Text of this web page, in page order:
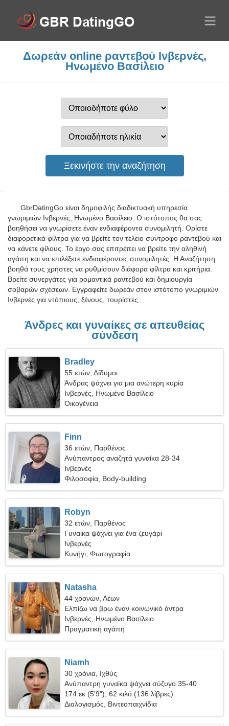
Δωρεάν online ραντεβού Ινβερνές,
Ηνωμένο Βασίλειο
GbrDatingGo είναι δημοφιλής διαδικτυακή υπηρεσία
γνωριμιών Ινβερνές, Ηνωμένο Βασίλειο. Ο ιστότοπος θα σας
βοηθήσει να γνωρίσετε έναν ενδιαφέροντα συνομιλητή. Ορίστε
διαφορετικά φίλτρα για να βρείτε τον τέλειο σύντροφο ραντεβού και
να κάνετε φίλους. Το έργο σας επιτρέπει να βρείτε την αληθινή
αγάπη και να επιλέξετε ενδιαφέροντες συνομιλητές. Η Αναζήτηση
βοηθά τους χρήστες να ρυθμίσουν διάφορα φίλτρα και κριτήρια.
Βρείτε συνεργάτες για ρομαντικά ραντεβού και δημιουργία
σοβαρών σχέσεων. Εγγραφείτε δωρεάν στον ιστότοπο γνωριμιών
Ινβερνές για ντόπιους, ξένους, τουρίστες.
Άνδρες και γυναίκες σε απευθείας
σύνδεση
Bradley
55 ετών, Δίδυμοι
Άνδρας ψάχνει για μια ανώτερη κυρία
Ινβερνές, Ηνωμένο Βασίλειο
Οικογένεια
Finn
36 ετών, Παρθένος
Ανύπαντρος αναζητά γυναίκα 28-34
Ινβερνές
Φιλοσοφία, Body-building
Robyn
32 ετών, Παρθένος
Γυναίκα ψάχνει για ένα ζευγάρι
Ινβερνές
Κυνήγι, Φωτογραφία
Natasha
44 χρονών, Λέων
Ελπίζω να βρω έναν κοινωνικό άντρα
Ινβερνές, Ηνωμένο Βασίλειο
Πραγματική αγάπη
Niamh
30 χρόνια, Ιχθύς
Ανύπαντρη γυναίκα ψάχνει σύζυγο 35-40
174 εκ (5'9"), 62 κιλό (136 λίβρες)
Διαλογισμός, Βιντεοπαιχνίδια